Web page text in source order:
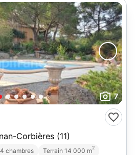
7
Corbières (11)
4 chambres Terrain 14 000 m2